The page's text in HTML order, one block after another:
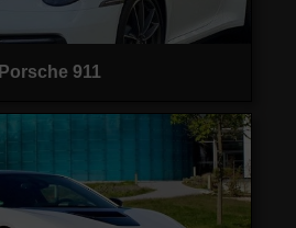
Porsche 911